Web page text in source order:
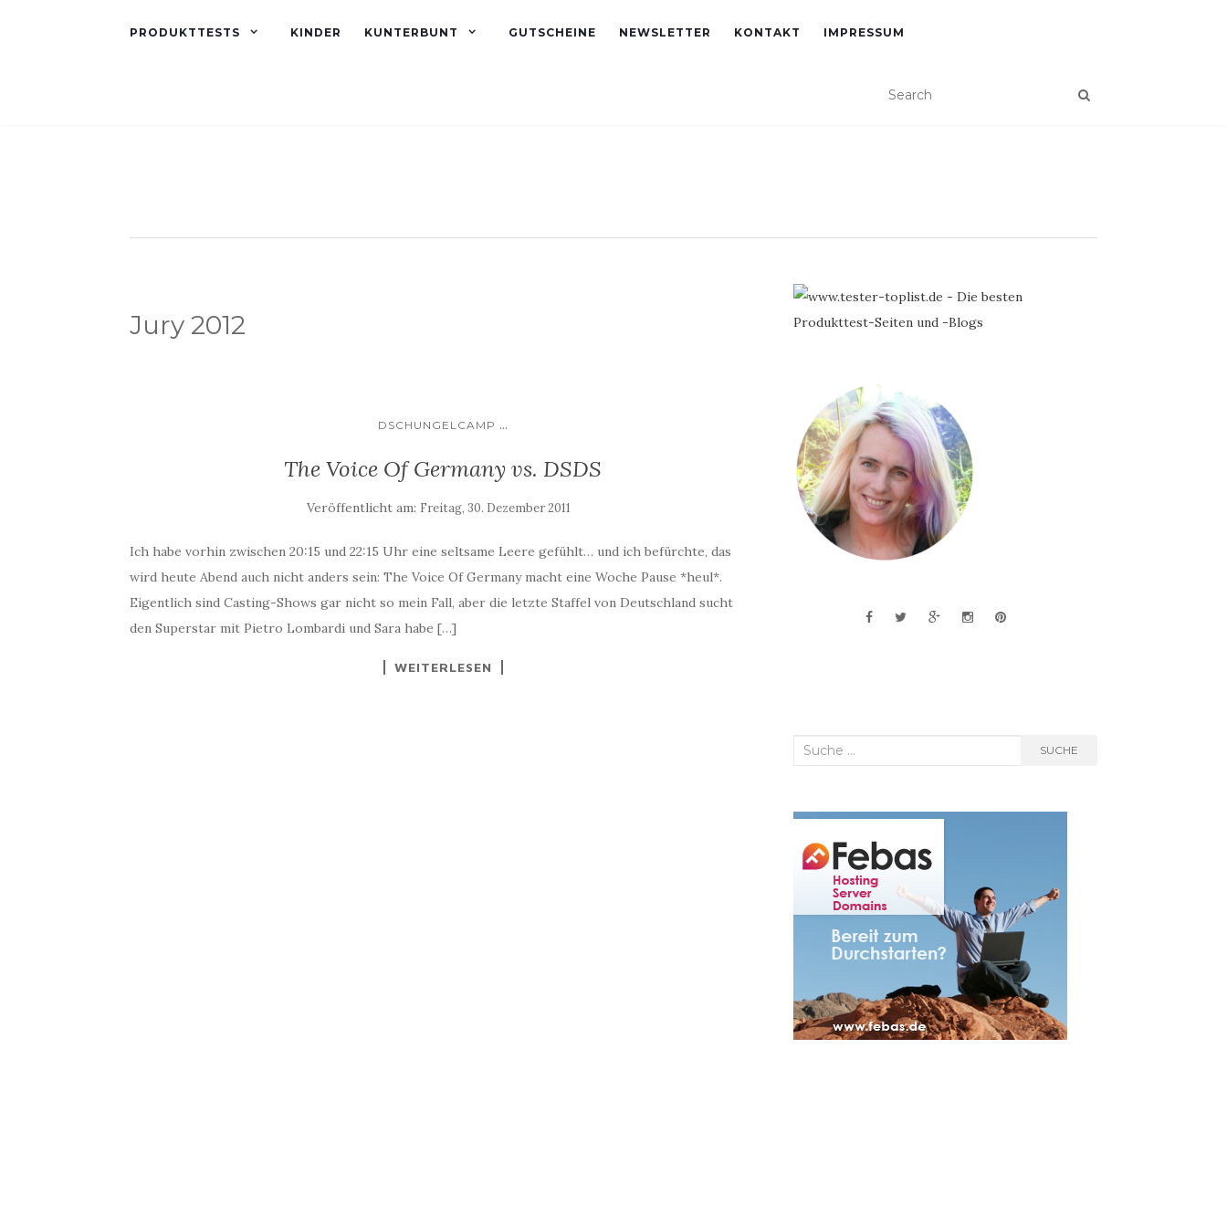
PRODUKTTESTS KINDER KUNTERBUNT GUTSCHEINE NEWSLETTER KONTAKT IMPRESSUM
Jury 2012
DSCHUNGELCAMP ...
The Voice Of Germany vs. DSDS
Veröffentlicht am: Freitag, 30. Dezember 2011
Ich habe vorhin zwischen 20:15 und 22:15 Uhr eine seltsame Leere gefühlt… und ich befürchte, das
wird heute Abend auch nicht anders sein: The Voice Of Germany macht eine Woche Pause *heul*.
Eigentlich sind Casting-Shows gar nicht so mein Fall, aber die letzte Staffel von Deutschland sucht
den Superstar mit Pietro Lombardi und Sara habe […]
WEITERLESEN
Suche
SUCHE